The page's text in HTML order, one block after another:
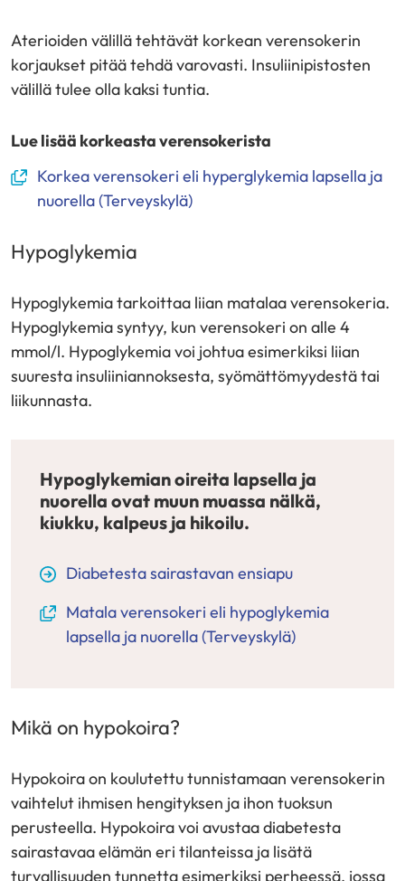
Aterioiden välillä tehtävät korkean verensokerin
korjaukset pitää tehdä varovasti. Insuliinipistosten
välillä tulee olla kaksi tuntia.
Lue lisää korkeasta verensokerista
Korkea verensokeri eli hyperglykemia lapsella ja
nuorella (Terveyskylä)
(avautuu
uuteen
siirryt
palveluun)
Hypoglykemia
Hypoglykemia tarkoittaa liian matalaa verensokeria.
Hypoglykemia syntyy, kun verensokeri on alle 4
mmol/l. Hypoglykemia voi johtua esimerkiksi liian
suuresta insuliiniannoksesta, syömättömyydestä tai
liikunnasta.
Hypoglykemian oireita lapsella ja
nuorella ovat muun muassa nälkä,
kiukku, kalpeus ja hikoilu.
Diabetesta sairastavan ensiapu
Matala verensokeri eli hypoglykemia
lapsella ja nuorella (Terveyskylä)
(avautuu
uuteen
palveluun)
Mikä on hypokoira?
Hypokoira on koulutettu tunnistamaan verensokerin
vaihtelut ihmisen hengityksen ja ihon tuoksun
perusteella. Hypokoira voi avustaa diabetesta
sairastavaa elämän eri tilanteissa ja lisätä
turvallisuuden tunnetta esimerkiksi perheessä, jossa